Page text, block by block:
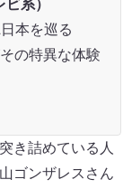
系）
本を巡る
の特異な体験
き詰めている人
ゴンザレスさん